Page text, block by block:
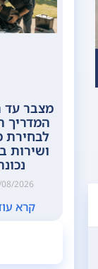
מצבר עד
המדריך
לבחירת
ושירות
2026
קרא